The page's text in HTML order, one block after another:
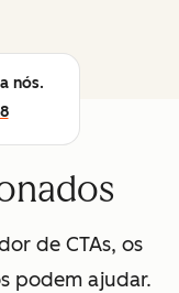
nós.
de CTAs, os
podem ajudar.